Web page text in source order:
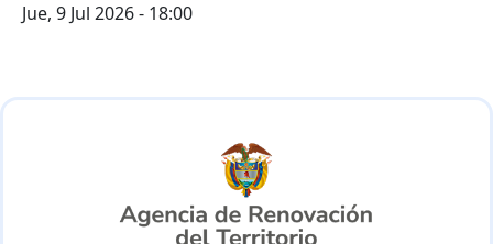
Jue, 9 Jul 2026 - 18:00